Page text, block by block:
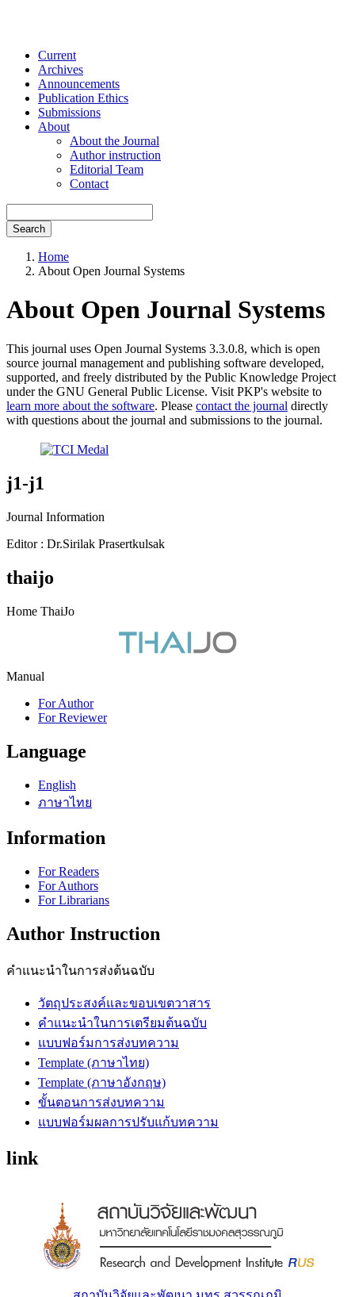
Current
Archives
Announcements
Publication Ethics
Submissions
About
About the Journal
Author instruction
Editorial Team
Contact
Search
Home
About Open Journal Systems
About Open Journal Systems
This journal uses Open Journal Systems 3.3.0.8, which is open
source journal management and publishing software developed,
supported, and freely distributed by the Public Knowledge Project
under the GNU General Public License. Visit PKP's website to
learn more about the software. Please contact the journal directly
with questions about the journal and submissions to the journal.
j1-j1
Journal Information
Editor : Dr.Sirilak Prasertkulsak
thaijo
Home ThaiJo
Manual
For Author
For Reviewer
Language
English
ภาษาไทย
Information
For Readers
For Authors
For Librarians
Author Instruction
คำแนะนำในการส่งต้นฉบับ
วัตถุประสงค์และขอบเขตวาสาร
คำแนะนำในการเตรียมต้นฉบับ
แบบฟอร์มการส่งบทความ
Template (ภาษาไทย)
Template (ภาษาอังกฤษ)
ขั้นตอนการส่งบทความ
แบบฟอร์มผลการปรับแก้บทความ
link